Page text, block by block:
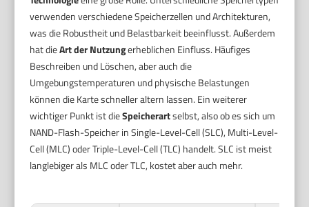
verwenden verschiedene Speicherzellen und Architekturen,
was die Robustheit und Belastbarkeit beeinflusst. Außerdem
hat dieArt der Nutzungerheblichen Einfluss. Häufiges
Beschreiben und Löschen, aber auch die
Umgebungstemperaturen und physische Belastungen
können die Karte schneller altern lassen. Ein weiterer
wichtiger Punkt ist dieSpeicherartselbst, also ob es sich um
NAND-Flash-Speicher in Single-Level-Cell (SLC), Multi-Level-
Cell (MLC) oder Triple-Level-Cell (TLC) handelt. SLC ist meist
langlebiger als MLC oder TLC, kostet aber auch mehr.